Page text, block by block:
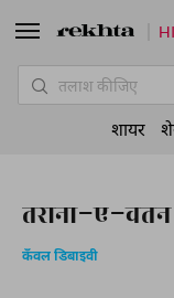
तराना-ए-वतन
कँवल डिबाइवी
शायर